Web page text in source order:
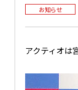
お知らせ
アクティオは